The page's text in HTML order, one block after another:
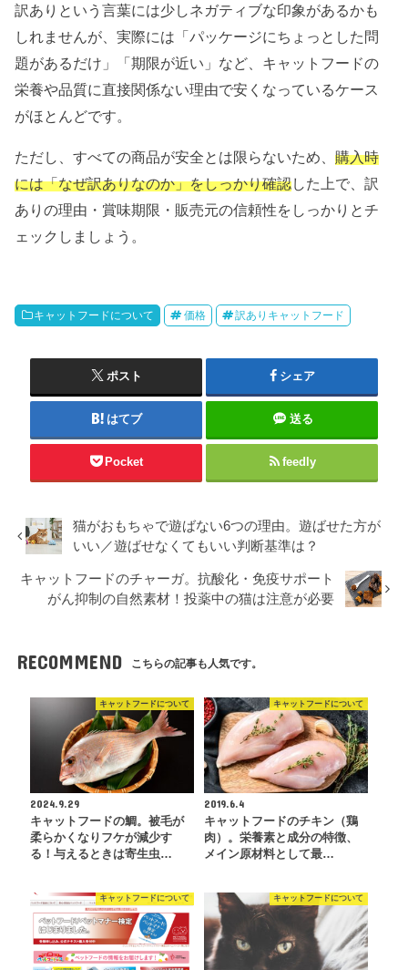
訳ありという言葉には少しネガティブな印象があるかも
しれませんが、実際には「パッケージにちょっとした問
題があるだけ」「期限が近い」など、キャットフードの
栄養や品質に直接関係ない理由で安くなっているケース
がほとんどです。
ただし、すべての商品が安全とは限らないため、購入時
には「なぜ訳ありなのか」をしっかり確認した上で、訳
ありの理由・賞味期限・販売元の信頼性をしっかりとチ
ェックしましょう。
キャットフードについて 価格 訳ありキャットフード
ポスト シェア
はてブ 送る
Pocket feedly
猫がおもちゃで遊ばない6つの理由。遊ばせた方が
いい／遊ばせなくてもいい判断基準は？
キャットフードのチャーガ。抗酸化・免疫サポート
がん抑制の自然素材！投薬中の猫は注意が必要
RECOMMEND こちらの記事も人気です。
キャットフードについて
2024.9.29
キャットフードの鯛。被毛が
柔らかくなりフケが減少す
る！与えるときは寄生虫…
キャットフードについて
2019.6.4
キャットフードのチキン（鶏
肉）。栄養素と成分の特徴、
メイン原材料として最…
キャットフードについて キャットフードについて